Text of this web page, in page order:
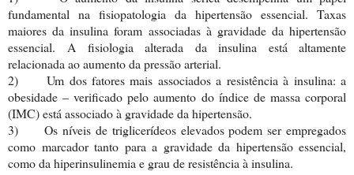
fundamental na fisiopatologia da hipertensão essencial. Taxas
maiores da insulina foram associadas à gravidade da hipertensão
essencial. A fisiologia alterada da insulina está altamente
relacionada ao aumento da pressão arterial.
2)
Um dos fatores mais associados a resistência à insulina: a
obesidade – verificado pelo aumento do índice de massa corporal
(IMC) está associado à gravidade da hipertensão.
3)
Os níveis de triglicerídeos elevados podem ser empregados
como marcador tanto para a gravidade da hipertensão essencial,
como da hiperinsulinemia e grau de resistência à insulina.